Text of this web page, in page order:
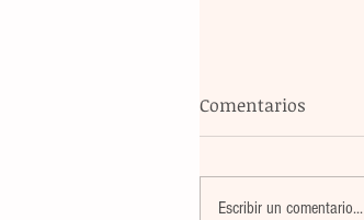
Comentarios
Escribir un comentario...